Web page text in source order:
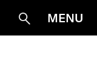
Suche
MENU